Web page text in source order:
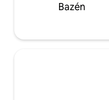
Bazén